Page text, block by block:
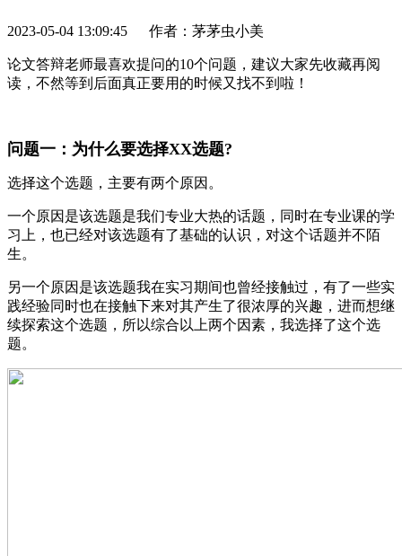
2023-05-04 13:09:45 作者：茅茅虫小美
论文答辩老师最喜欢提问的10个问题，建议大家先收藏再阅
读，不然等到后面真正要用的时候又找不到啦！
问题一：为什么要选择XX选题?
选择这个选题，主要有两个原因。
一个原因是该选题是我们专业大热的话题，同时在专业课的学
习上，也已经对该选题有了基础的认识，对这个话题并不陌
生。
另一个原因是该选题我在实习期间也曾经接触过，有了一些实
践经验同时也在接触下来对其产生了很浓厚的兴趣，进而想继
续探索这个选题，所以综合以上两个因素，我选择了这个选
题。